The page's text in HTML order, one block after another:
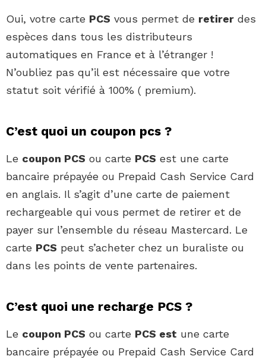
Oui, votre carte PCS vous permet de retirer des
espèces dans tous les distributeurs
automatiques en France et à l’étranger !
N’oubliez pas qu’il est nécessaire que votre
statut soit vérifié à 100% ( premium).
C’est quoi un coupon pcs ?
Le coupon PCS ou carte PCS est une carte
bancaire prépayée ou Prepaid Cash Service Card
en anglais. Il s’agit d’une carte de paiement
rechargeable qui vous permet de retirer et de
payer sur l’ensemble du réseau Mastercard. Le
carte PCS peut s’acheter chez un buraliste ou
dans les points de vente partenaires.
C’est quoi une recharge PCS ?
Le coupon PCS ou carte PCS est une carte
bancaire prépayée ou Prepaid Cash Service Card